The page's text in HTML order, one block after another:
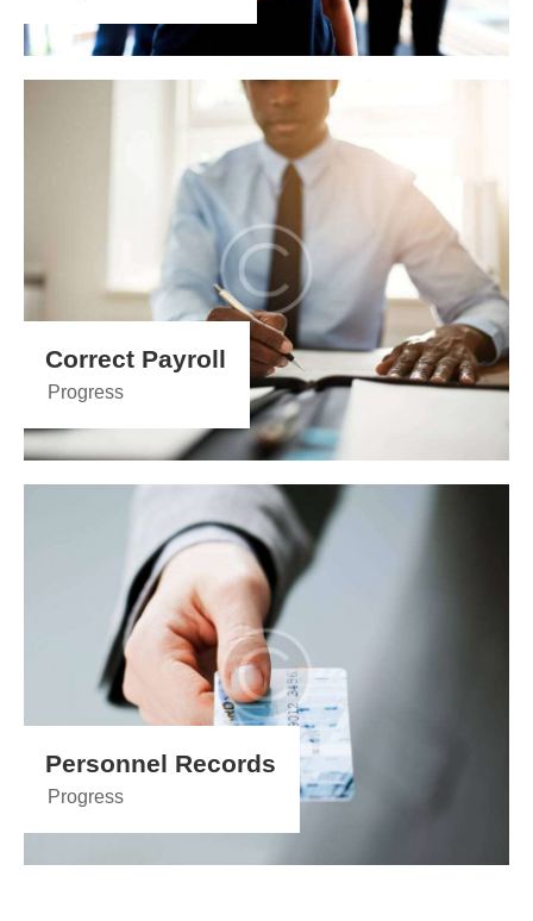
Correct Payroll
Progress
Personnel Records
Progress